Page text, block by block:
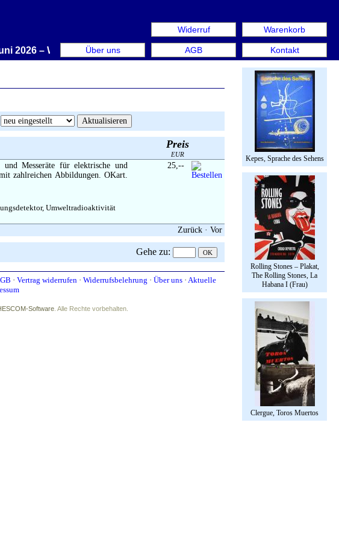
Warenkorb
Kontakt
Widerruf
AGB
Über uns
2026 – Wir stellen aus: Rare Book Week Berlin. Internationale Messe
Kepes, Sprache des Sehens
Rolling Stones – Plakat,
The Rolling Stones, La
Habana I (Frau)
Clergue, Toros Muertos
Preis
EUR
Messeräte für elektrische und
zahlreichen Abbildungen. OKart.
Umweltradioaktivität
25,--
Zurück · Vor
Gehe zu:
· Vertrag widerrufen · Widerrufsbelehrung · Über uns · Aktuelle
Software . Alle Rechte vorbehalten.